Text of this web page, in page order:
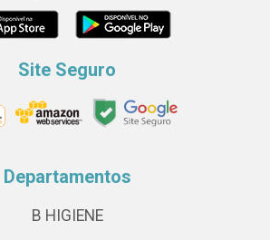
Site Seguro
Departamentos
B HIGIENE